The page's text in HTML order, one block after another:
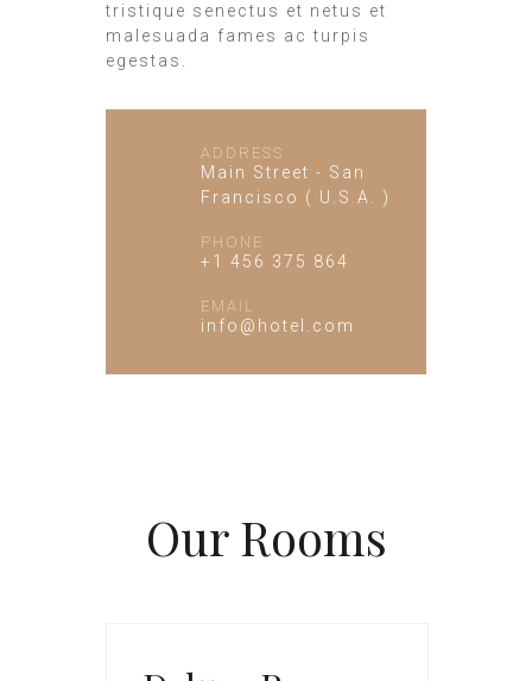
tristique senectus et netus et
malesuada fames ac turpis
egestas.
ADDRESS
Main Street - San
Francisco ( U.S.A. )
PHONE
+1 456 375 864
EMAIL
info@hotel.com
OurRooms